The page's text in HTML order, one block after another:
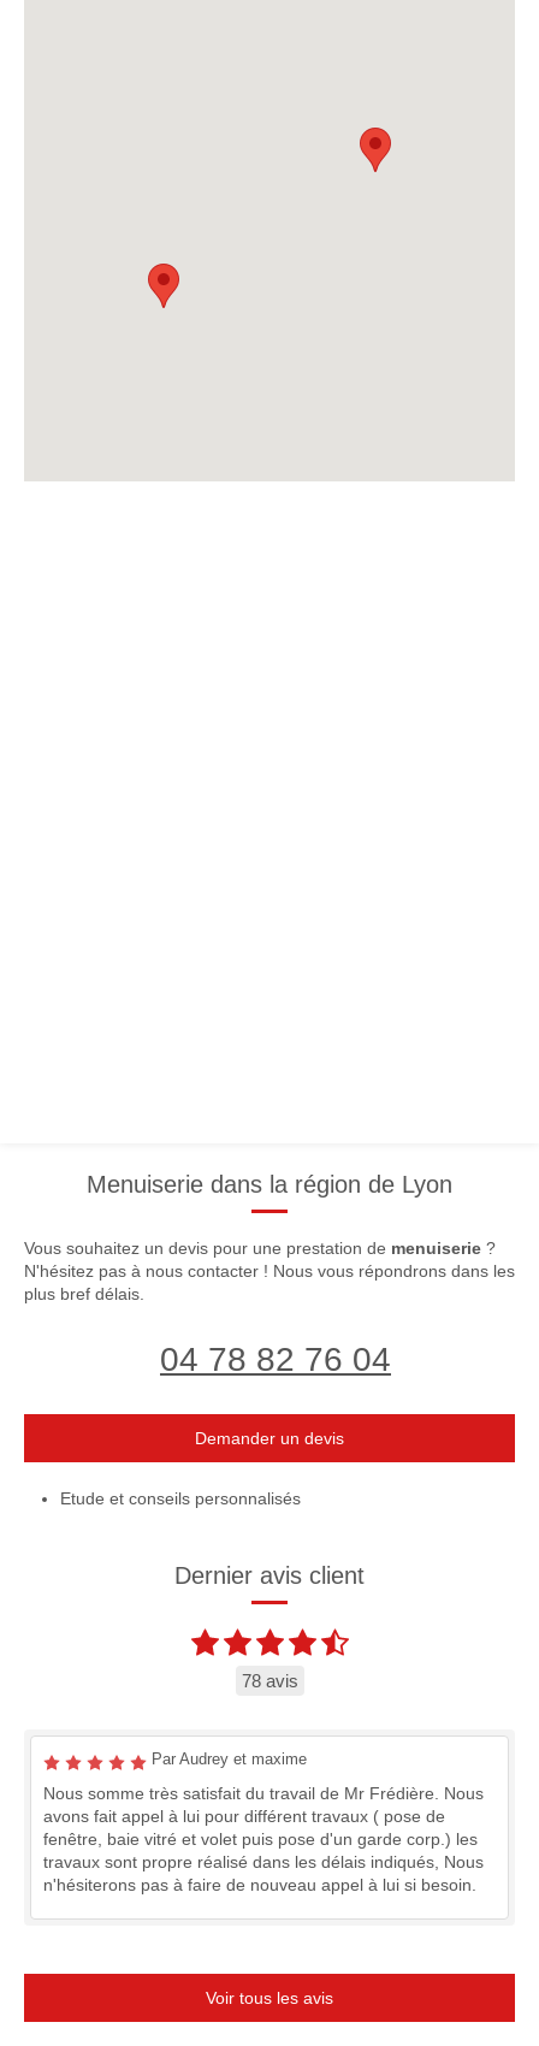
Menuiserie dans la région de Lyon
Vous souhaitez un devis pour une prestation de menuiserie ?
N'hésitez pas à nous contacter ! Nous vous répondrons dans les
plus bref délais.
04 78 82 76 04
Demander un devis
Etude et conseils personnalisés
Dernier avis client
78 avis
Par Audrey et maxime
Nous somme très satisfait du travail de Mr Frédière. Nous
avons fait appel à lui pour différent travaux ( pose de
fenêtre, baie vitré et volet puis pose d'un garde corp.) les
travaux sont propre réalisé dans les délais indiqués, Nous
n'hésiterons pas à faire de nouveau appel à lui si besoin.
Voir tous les avis